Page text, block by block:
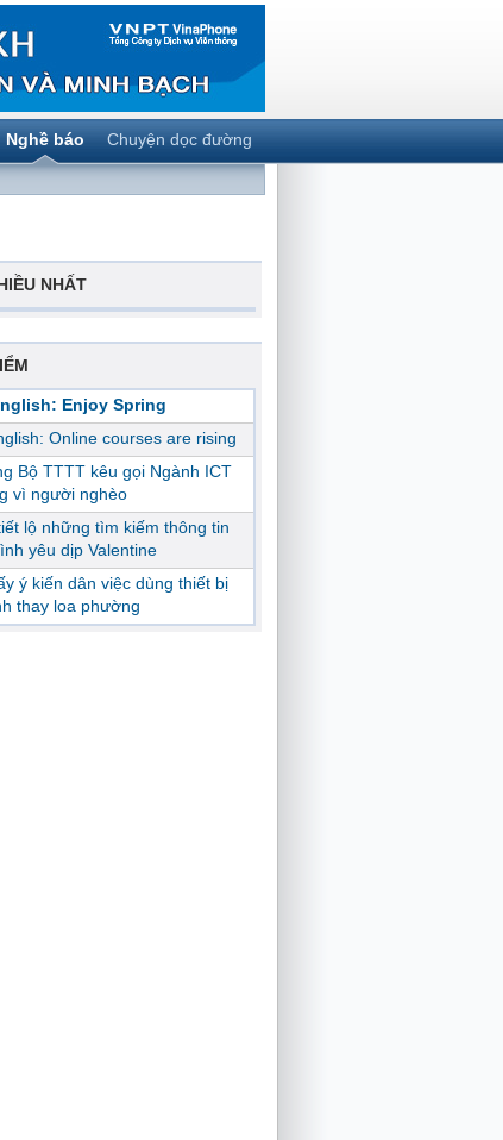
Nghề báo Chuyện dọc đường
NHẤT
Enjoy Spring
Online courses are rising
Bộ TTTT kêu gọi Ngành ICT
vì người nghèo
lộ những tìm kiếm thông tin
yêu dịp Valentine
ý kiến dân việc dùng thiết bị
thay loa phường